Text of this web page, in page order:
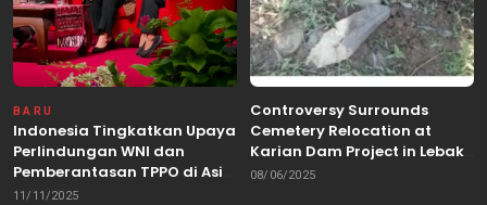
BARU
Indonesia Tingkatkan Upaya
Perlindungan WNI dan
Pemberantasan TPPO di Asia
Tenggara
11/11/2025
Controversy Surrounds
Cemetery Relocation at
Karian Dam Project in Lebak,
Banten
08/06/2025